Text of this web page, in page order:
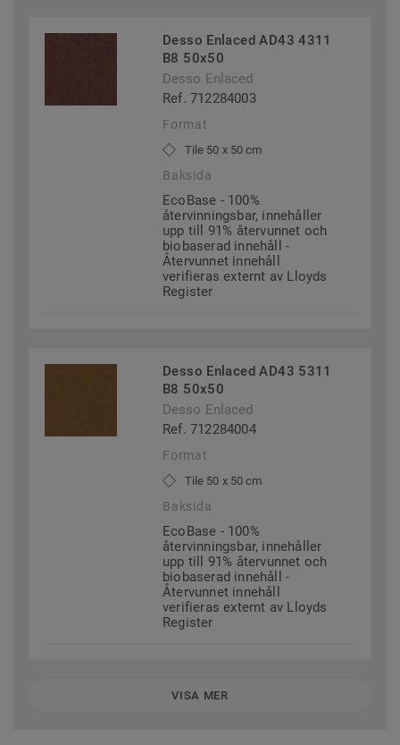
Desso Enlaced AD43 4311
B8 50x50
Desso Enlaced
Ref. 712284003
Format
Tile 50 x 50 cm
Baksida
EcoBase - 100%
återvinningsbar, innehåller
upp till 91% återvunnet och
biobaserad innehåll -
Återvunnet innehåll
verifieras externt av Lloyds
Register
Desso Enlaced AD43 5311
B8 50x50
Desso Enlaced
Ref. 712284004
Format
Tile 50 x 50 cm
Baksida
EcoBase - 100%
återvinningsbar, innehåller
upp till 91% återvunnet och
biobaserad innehåll -
Återvunnet innehåll
verifieras externt av Lloyds
Register
VISA MER